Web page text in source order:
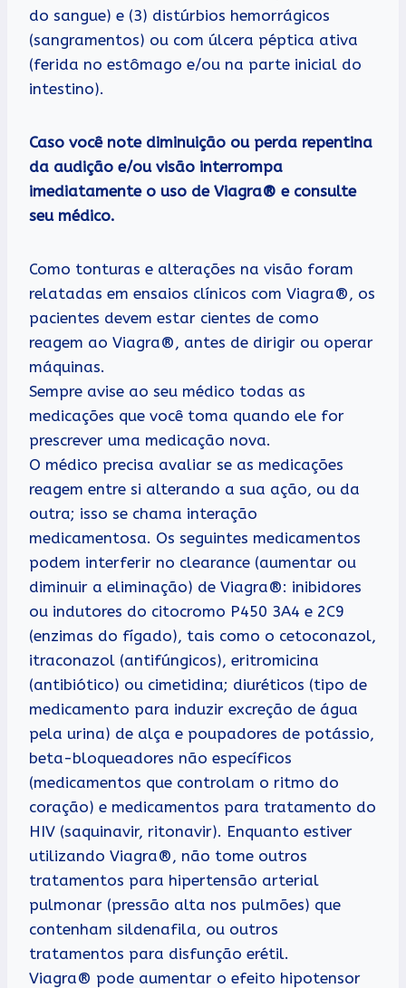
do sangue) e (3) distúrbios hemorrágicos
(sangramentos) ou com úlcera péptica ativa
(ferida no estômago e/ou na parte inicial do
intestino).
Caso você note diminuição ou perda repentina
da audição e/ou visão interrompa
imediatamente o uso de Viagra® e consulte
seu médico.
Como tonturas e alterações na visão foram
relatadas em ensaios clínicos com Viagra®, os
pacientes devem estar cientes de como
reagem ao Viagra®, antes de dirigir ou operar
máquinas.
Sempre avise ao seu médico todas as
medicações que você toma quando ele for
prescrever uma medicação nova.
O médico precisa avaliar se as medicações
reagem entre si alterando a sua ação, ou da
outra; isso se chama interação
medicamentosa. Os seguintes medicamentos
podem interferir no clearance (aumentar ou
diminuir a eliminação) de Viagra®: inibidores
ou indutores do citocromo P450 3A4 e 2C9
(enzimas do fígado), tais como o cetoconazol,
itraconazol (antifúngicos), eritromicina
(antibiótico) ou cimetidina; diuréticos (tipo de
medicamento para induzir excreção de água
pela urina) de alça e poupadores de potássio,
beta-bloqueadores não específicos
(medicamentos que controlam o ritmo do
coração) e medicamentos para tratamento do
HIV (saquinavir, ritonavir). Enquanto estiver
utilizando Viagra®, não tome outros
tratamentos para hipertensão arterial
pulmonar (pressão alta nos pulmões) que
contenham sildenafila, ou outros
tratamentos para disfunção erétil.
Viagra® pode aumentar o efeito hipotensor